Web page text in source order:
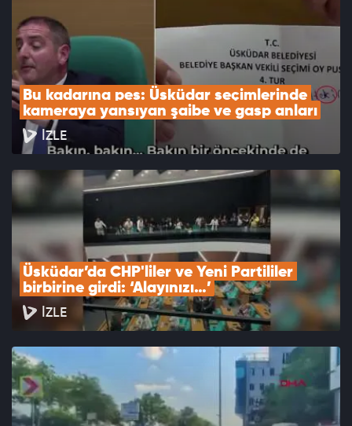
Bu kadarına pes: Üsküdar seçimlerinde
kameraya yansıyan şaibe ve gasp anları
İZLE
Üsküdar’da CHP'liler ve Yeni Partililer
birbirine girdi: ‘Alayınızı…’
İZLE